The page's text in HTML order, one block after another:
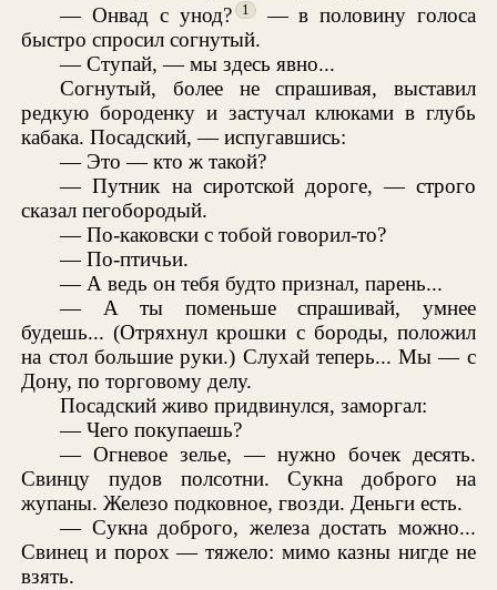
— Онвад с унод?
1 — в половину голоса
быстро спросил согнутый.
— Ступай, — мы здесь явно...
Согнутый, более не спрашивая, выставил
редкую бороденку и застучал клюками в глубь
кабака. Посадский, — испугавшись:
— Это — кто ж такой?
— Путник на сиротской дороге, — строго
сказал пегобородый.
— По-каковски с тобой говорил-то?
— По-птичьи.
— А ведь он тебя будто признал, парень...
— А ты поменьше спрашивай, умнее
будешь... (Отряхнул крошки с бороды, положил
на стол большие руки.) Слухай теперь... Мы — с
Дону, по торговому делу.
Посадский живо придвинулся, заморгал:
— Чего покупаешь?
— Огневое зелье, — нужно бочек десять.
Свинцу пудов полсотни. Сукна доброго на
жупаны. Железо подковное, гвозди. Деньги есть.
— Сукна доброго, железа достать можно...
Свинец и порох — тяжело: мимо казны нигде не
взять.